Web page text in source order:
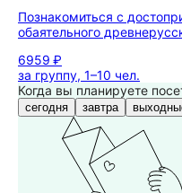
Познакомиться с
обаятельного
6959 ₽
за группу, 1–10 чел.
Когда вы планируете
сегодня завтра